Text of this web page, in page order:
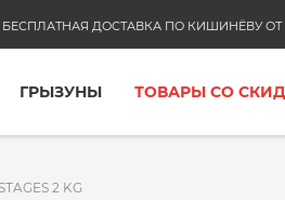
БЕСПЛАТНАЯ ДОСТАВКА ПО КИШИНЁВУ ОТ
ГРЫЗУНЫ ТОВАРЫ СО
2 KG